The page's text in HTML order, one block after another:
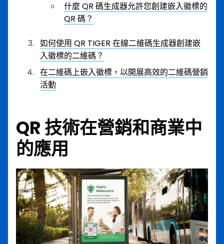
什麼 QR 碼生成器允許您創建嵌入徽標的
QR 碼？
如何使用 QR TIGER 在線二維碼生成器創建嵌
入徽標的二維碼？
在二維碼上嵌入徽標，以開展高效的二維碼營銷
活動
QR 技術在營銷和商業中
的應用